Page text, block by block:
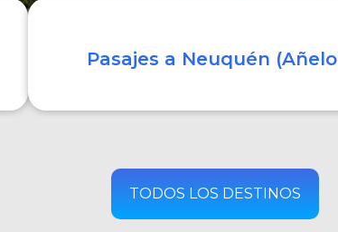
Pasajes a Neuquén
TODOS LOS DESTINOS